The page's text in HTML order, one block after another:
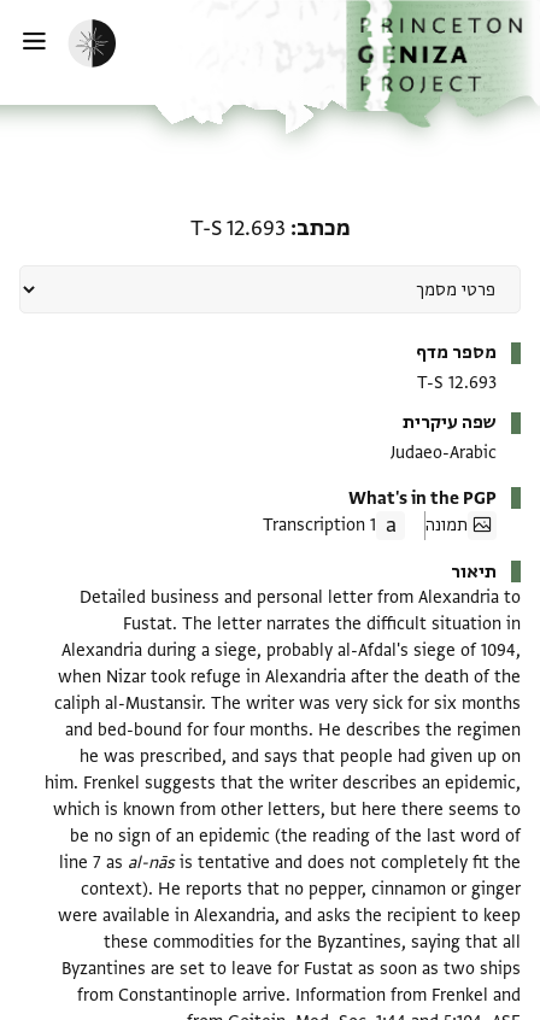
לתוכןהבית
הפעלת מצב כהה
מכתב T-S 12.693
מספר מדף
T-S 12.693
שפה עיקרית
Judaeo-Arabic
What's in the PGP
תמונה
1 Transcription
תיאור
Detailed business and personal letter from Alexandria to
Fustat. The letter narrates the difficult situation in
Alexandria during a siege, probably al-Afdal's siege of 1094,
when Nizar took refuge in Alexandria after the death of the
caliph al-Mustansir. The writer was very sick for six months
and bed-bound for four months. He describes the regimen
he was prescribed, and says that people had given up on
him. Frenkel suggests that the writer describes an epidemic,
which is known from other letters, but here there seems to
be no sign of an epidemic (the reading of the last word of
line 7 asal-nāsis tentative and does not completely fit the
context). He reports that no pepper, cinnamon or ginger
were available in Alexandria, and asks the recipient to keep
these commodities for the Byzantines, saying that all
Byzantines are set to leave for Fustat as soon as two ships
from Constantinople arrive. Information from Frenkel and